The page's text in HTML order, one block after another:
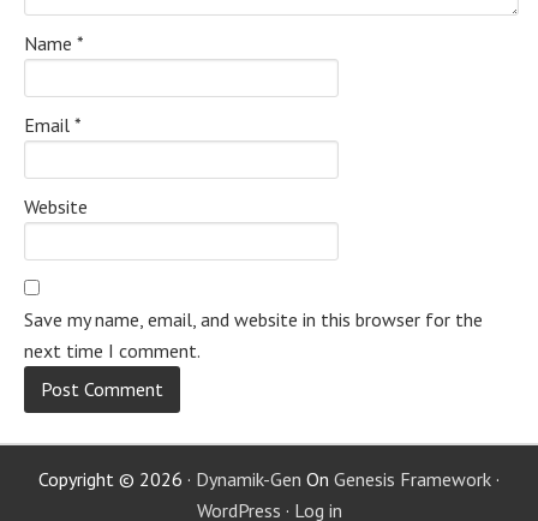
Name *
Email *
Website
Save my name, email, and website in this browser for the
next time I comment.
Copyright © 2026 · Dynamik-Gen On Genesis Framework ·
WordPress · Log in